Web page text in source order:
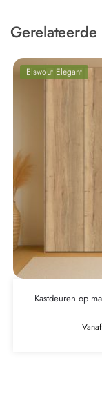
Elswout Elegant
Kastdeuren op